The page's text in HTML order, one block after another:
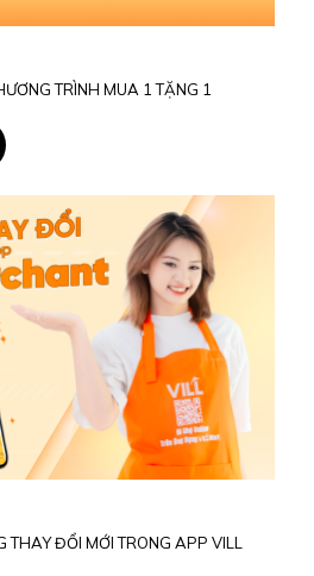
TRÌNH MUA 1 TẶNG 1
THAY ĐỔI MỚI TRONG APP VILL